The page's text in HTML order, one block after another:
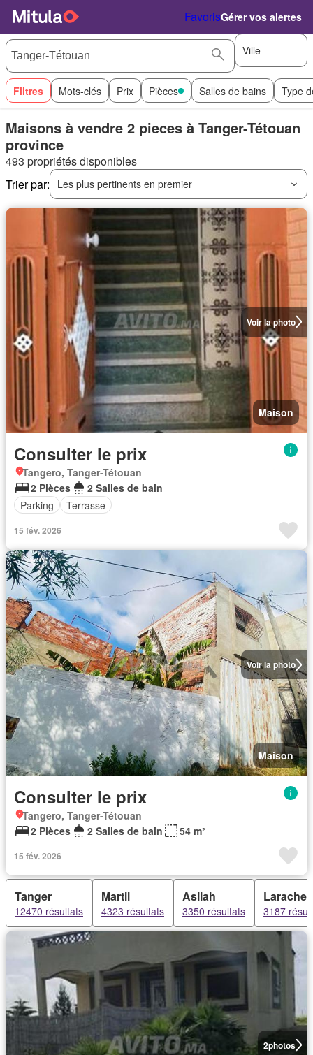
FavorisGérer vos alertes
Ville
Filtres Mots-clés Prix Pièces Salles de bains Type
Maisons à vendre 2 pieces à Tanger-Tétouan
province
493 propriétés disponibles
Trier par:
Les plus pertinents en premier
Voir la photo
Maison
Consulter le prix
Tangero, Tanger-Tétouan
2 Pièces
2 Salles de bain
Parking
Terrasse
15 fév. 2026
Voir la photo
Maison
Consulter le prix
Tangero, Tanger-Tétouan
2 Pièces
2 Salles de bain 54 m²
15 fév. 2026
Tanger
12470 résultats
Martil
4323 résultats
Asilah
3350 résultats
Larache
3187
2photos